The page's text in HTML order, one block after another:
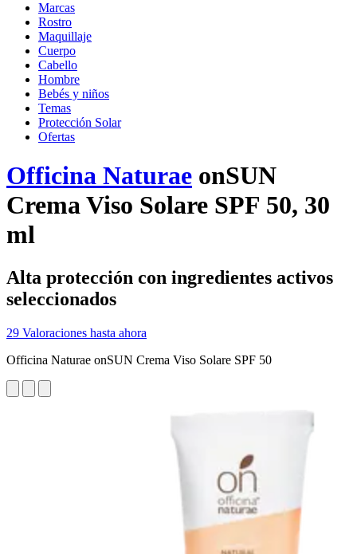
Marcas
Rostro
Maquillaje
Cuerpo
Cabello
Hombre
Bebés y niños
Temas
Protección Solar
Ofertas
Officina Naturae onSUN
Crema Viso Solare SPF 50, 30
ml
Alta protección con ingredientes activos
seleccionados
29 Valoraciones hasta ahora
Officina Naturae onSUN Crema Viso Solare SPF 50